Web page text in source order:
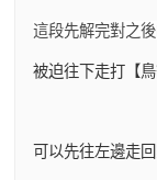
這段先解完對之
被迫往下走打【
可以先往左邊走